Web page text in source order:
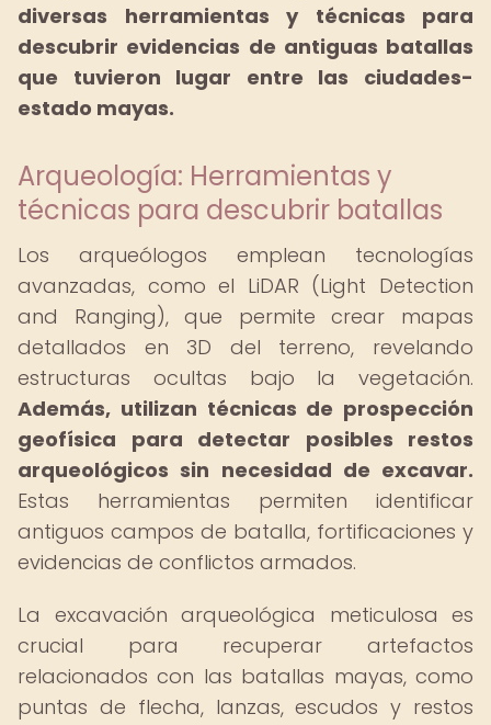
diversas herramientas y técnicas para
descubrir evidencias de antiguas batallas
que tuvieron lugar entre las ciudades-
estado mayas.
Arqueología: Herramientas y
técnicas para descubrir batallas
Los arqueólogos emplean tecnologías
avanzadas, como el LiDAR (Light Detection
and Ranging), que permite crear mapas
detallados en 3D del terreno, revelando
estructuras ocultas bajo la vegetación.
Además, utilizan técnicas de prospección
geofísica para detectar posibles restos
arqueológicos sin necesidad de excavar.
Estas herramientas permiten identificar
antiguos campos de batalla, fortificaciones y
evidencias de conflictos armados.
La excavación arqueológica meticulosa es
crucial para recuperar artefactos
relacionados con las batallas mayas, como
puntas de flecha, lanzas, escudos y restos